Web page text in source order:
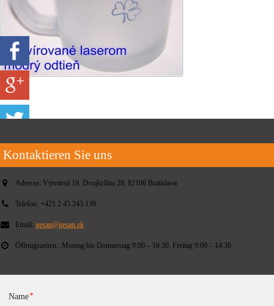
Kontaktieren Sie uns
Adresse: Výtvarná 19, Dvojkrížna 28, 82106 Bratislava
Telefon: +421 2 45 243 139
Email: gesan@gesan.sk
Öffnugszeiten:: Montag bis Donnerstag 9:00 – 16:30, Freitag 9:00 – 14:30
Name